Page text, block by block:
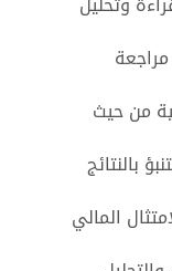
من حيث
بالنتائج
المالي